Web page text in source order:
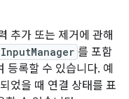
추가 또는 제거에 관해
를 포함
등록할 수 있습니다. 예
었을 때 연결 상태를 표